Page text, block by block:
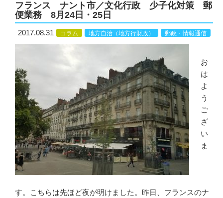
フランス ナント市／文化行政 少子化対策 郵
便業務 8月24日・25日
2017.08.31 コラム 地方自治（地方行財政） 郵政・情報通信
お
は
よ
う
ご
ざ
い
ま
す。こちらは先ほど夜が明けました。昨日、フランスのナ